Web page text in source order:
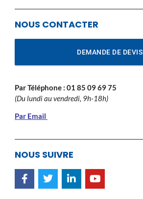
NOUS CONTACTER
DEMANDE DE DEVIS
Par Téléphone : 01 85 09 69 75
(Du lundi au vendredi, 9h-18h)
Par Email
NOUS SUIVRE